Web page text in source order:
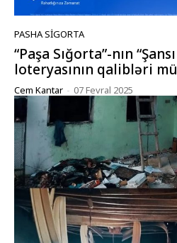
PASHA SIGORTA
“Paşa Sığorta”-nın
loteryasının qalibləri
Cem Kantar - 07 Fevral 2025